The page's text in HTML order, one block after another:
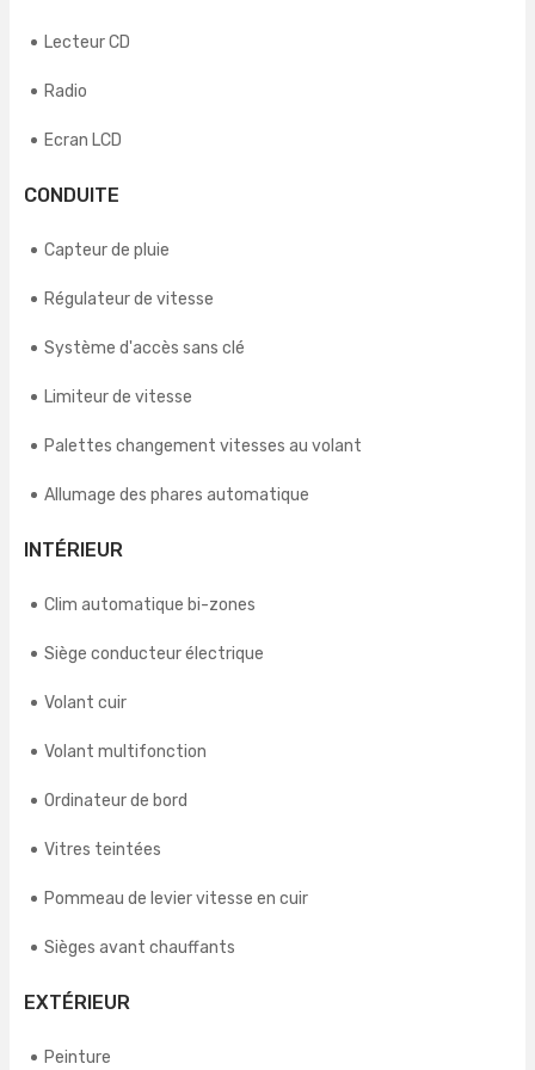
Lecteur CD
Radio
Ecran LCD
CONDUITE
Capteur de pluie
Régulateur de vitesse
Système d'accès sans clé
Limiteur de vitesse
Palettes changement vitesses au volant
Allumage des phares automatique
INTÉRIEUR
Clim automatique bi-zones
Siège conducteur électrique
Volant cuir
Volant multifonction
Ordinateur de bord
Vitres teintées
Pommeau de levier vitesse en cuir
Sièges avant chauffants
EXTÉRIEUR
Peinture